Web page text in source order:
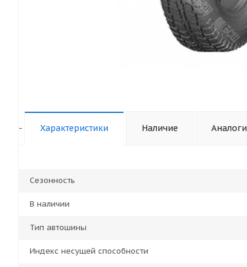
- Характеристики Наличие Аналоги
Сезонность
В наличии
Тип автошины
Индекс несущей способности